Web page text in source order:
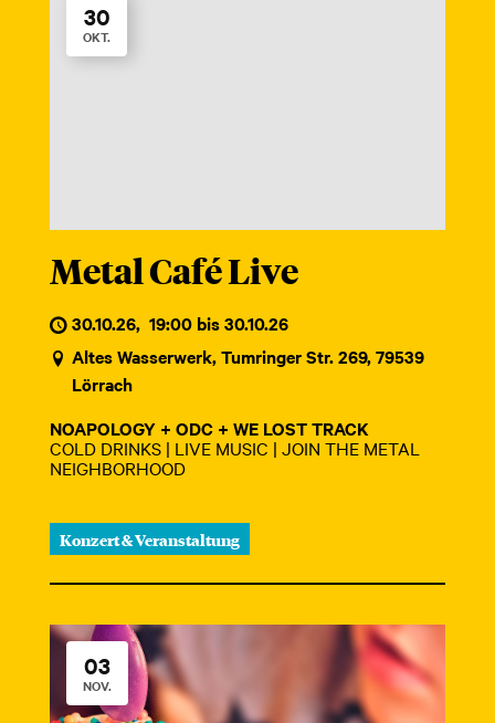
30
OKT.
Metal Café Live
30.10.26, 19:00 bis 30.10.26
Altes Wasserwerk, Tumringer Str. 269, 79539
Lörrach
NOAPOLOGY + ODC + WE LOST TRACK
COLD DRINKS | LIVE MUSIC | JOIN THE METAL
NEIGHBORHOOD
Konzert & Veranstaltung
03
NOV.